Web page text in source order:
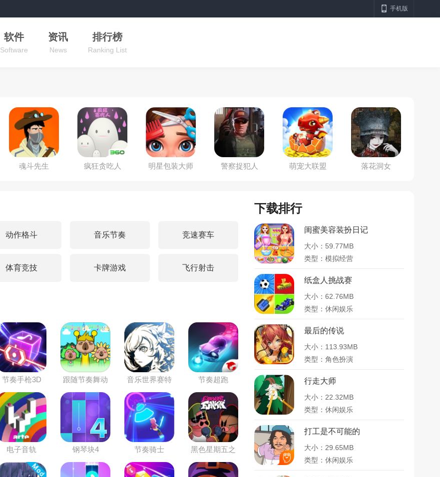
手机版
软件
Software
资讯
News
排行榜
Ranking List
魂斗先生 疯狂贪吃人 明星包装大师 警察捉犯人 萌宠大联盟 落花洞女
动作格斗 音乐节奏 竞速赛车
体育竞技 卡牌游戏 飞行射击
节奏手枪3D 跟随节奏舞动
音乐世界赛特
节奏超跑
电子音轨 钢琴块4 节奏骑士
黑色星期五之
下载排行
闺蜜美容装扮日记
大小：59.77MB
类型：模拟经营
纸盒人挑战赛
大小：62.76MB
类型：休闲娱乐
最后的传说
大小：113.93MB
类型：角色扮演
行走大师
大小：22.32MB
类型：休闲娱乐
打工是不可能的
大小：29.65MB
类型：休闲娱乐